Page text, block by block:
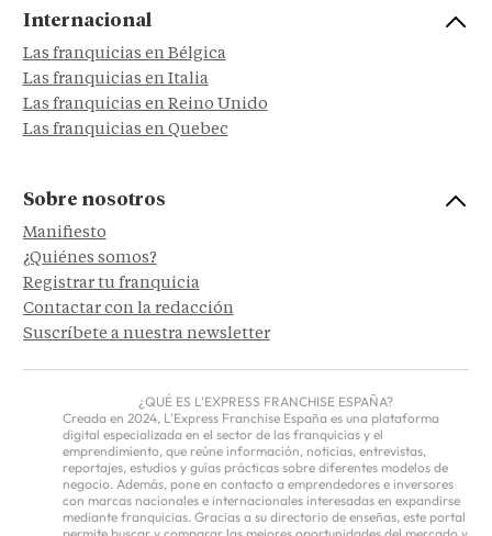
Internacional
Las franquicias en Bélgica
Las franquicias en Italia
Las franquicias en Reino Unido
Las franquicias en Quebec
Sobre nosotros
Manifiesto
¿Quiénes somos?
Registrar tu franquicia
Contactar con la redacción
Suscríbete a nuestra newsletter
¿QUÉ ES L'EXPRESS FRANCHISE ESPAÑA?
Creada en 2024, L'Express Franchise España es una plataforma
digital especializada en el sector de las franquicias y el
emprendimiento, que reúne información, noticias, entrevistas,
reportajes, estudios y guías prácticas sobre diferentes modelos de
negocio. Además, pone en contacto a emprendedores e inversores
con marcas nacionales e internacionales interesadas en expandirse
mediante franquicias. Gracias a su directorio de enseñas, este portal